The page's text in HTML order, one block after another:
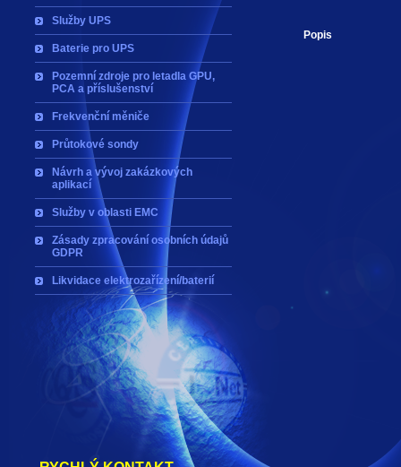
Služby UPS
Baterie pro UPS
Pozemní zdroje pro letadla GPU,
PCA a příslušenství
Frekvenční měniče
Průtokové sondy
Návrh a vývoj zakázkových
aplikací
Služby v oblasti EMC
Zásady zpracování osobních údajů
GDPR
Likvidace elektrozařízení/baterií
Popis